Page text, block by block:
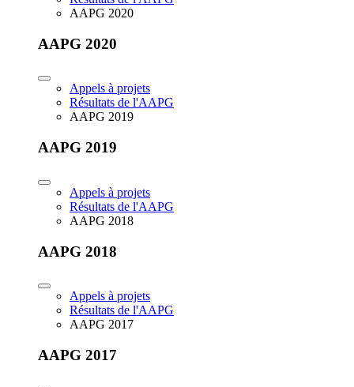
AAPG 2020
AAPG 2020
Appels à projets
Résultats de l'AAPG
AAPG 2019
AAPG 2019
Appels à projets
Résultats de l'AAPG
AAPG 2018
AAPG 2018
Appels à projets
Résultats de l'AAPG
AAPG 2017
AAPG 2017